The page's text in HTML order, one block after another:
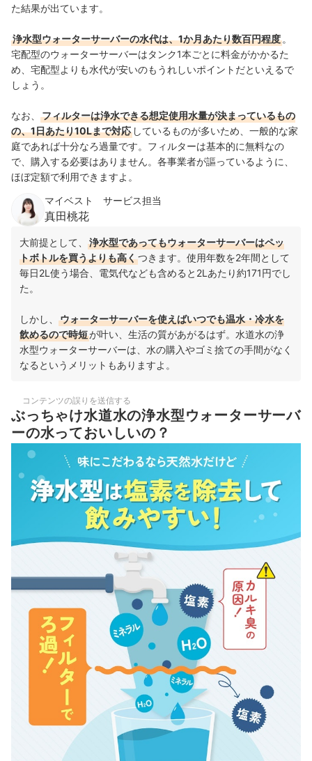
た結果が出ています。
浄水型ウォーターサーバーの水代は、1か月あたり数百円程度 。
宅配型のウォーターサーバーはタンク1本ごとに料金がかかるた
め、宅配型よりも水代が安いのもうれしいポイントだといえるで
しょう。
なお、
フィルターは浄水できる想定使用水量が決まっているもの
の、1日あたり10Lまで対応 しているものが多いため、一般的な家
庭であれば十分なろ過量です。フィルターは基本的に無料なの
で、購入する必要はありません。各事業者が謳っているように、
ほぼ定額で利用できますよ。
マイベスト サービス担当
真田桃花
大前提として、
浄水型であってもウォーターサーバーはペッ
トボトルを買うよりも高くつきます。使用年数を2年間として
毎日2L使う場合、電気代なども含めると2Lあたり約171円でし
た。
しかし、
ウォーターサーバーを使えばいつでも温水・冷水を
飲めるので時短が叶い、生活の質があがるはず。水道水の浄
水型ウォーターサーバーは、水の購入やゴミ捨ての手間がなく
なるというメリットもありますよ。
コンテンツの誤りを送信する
ぶっちゃけ水道水の浄水型ウォーターサーバ
ーの水っておいしいの？